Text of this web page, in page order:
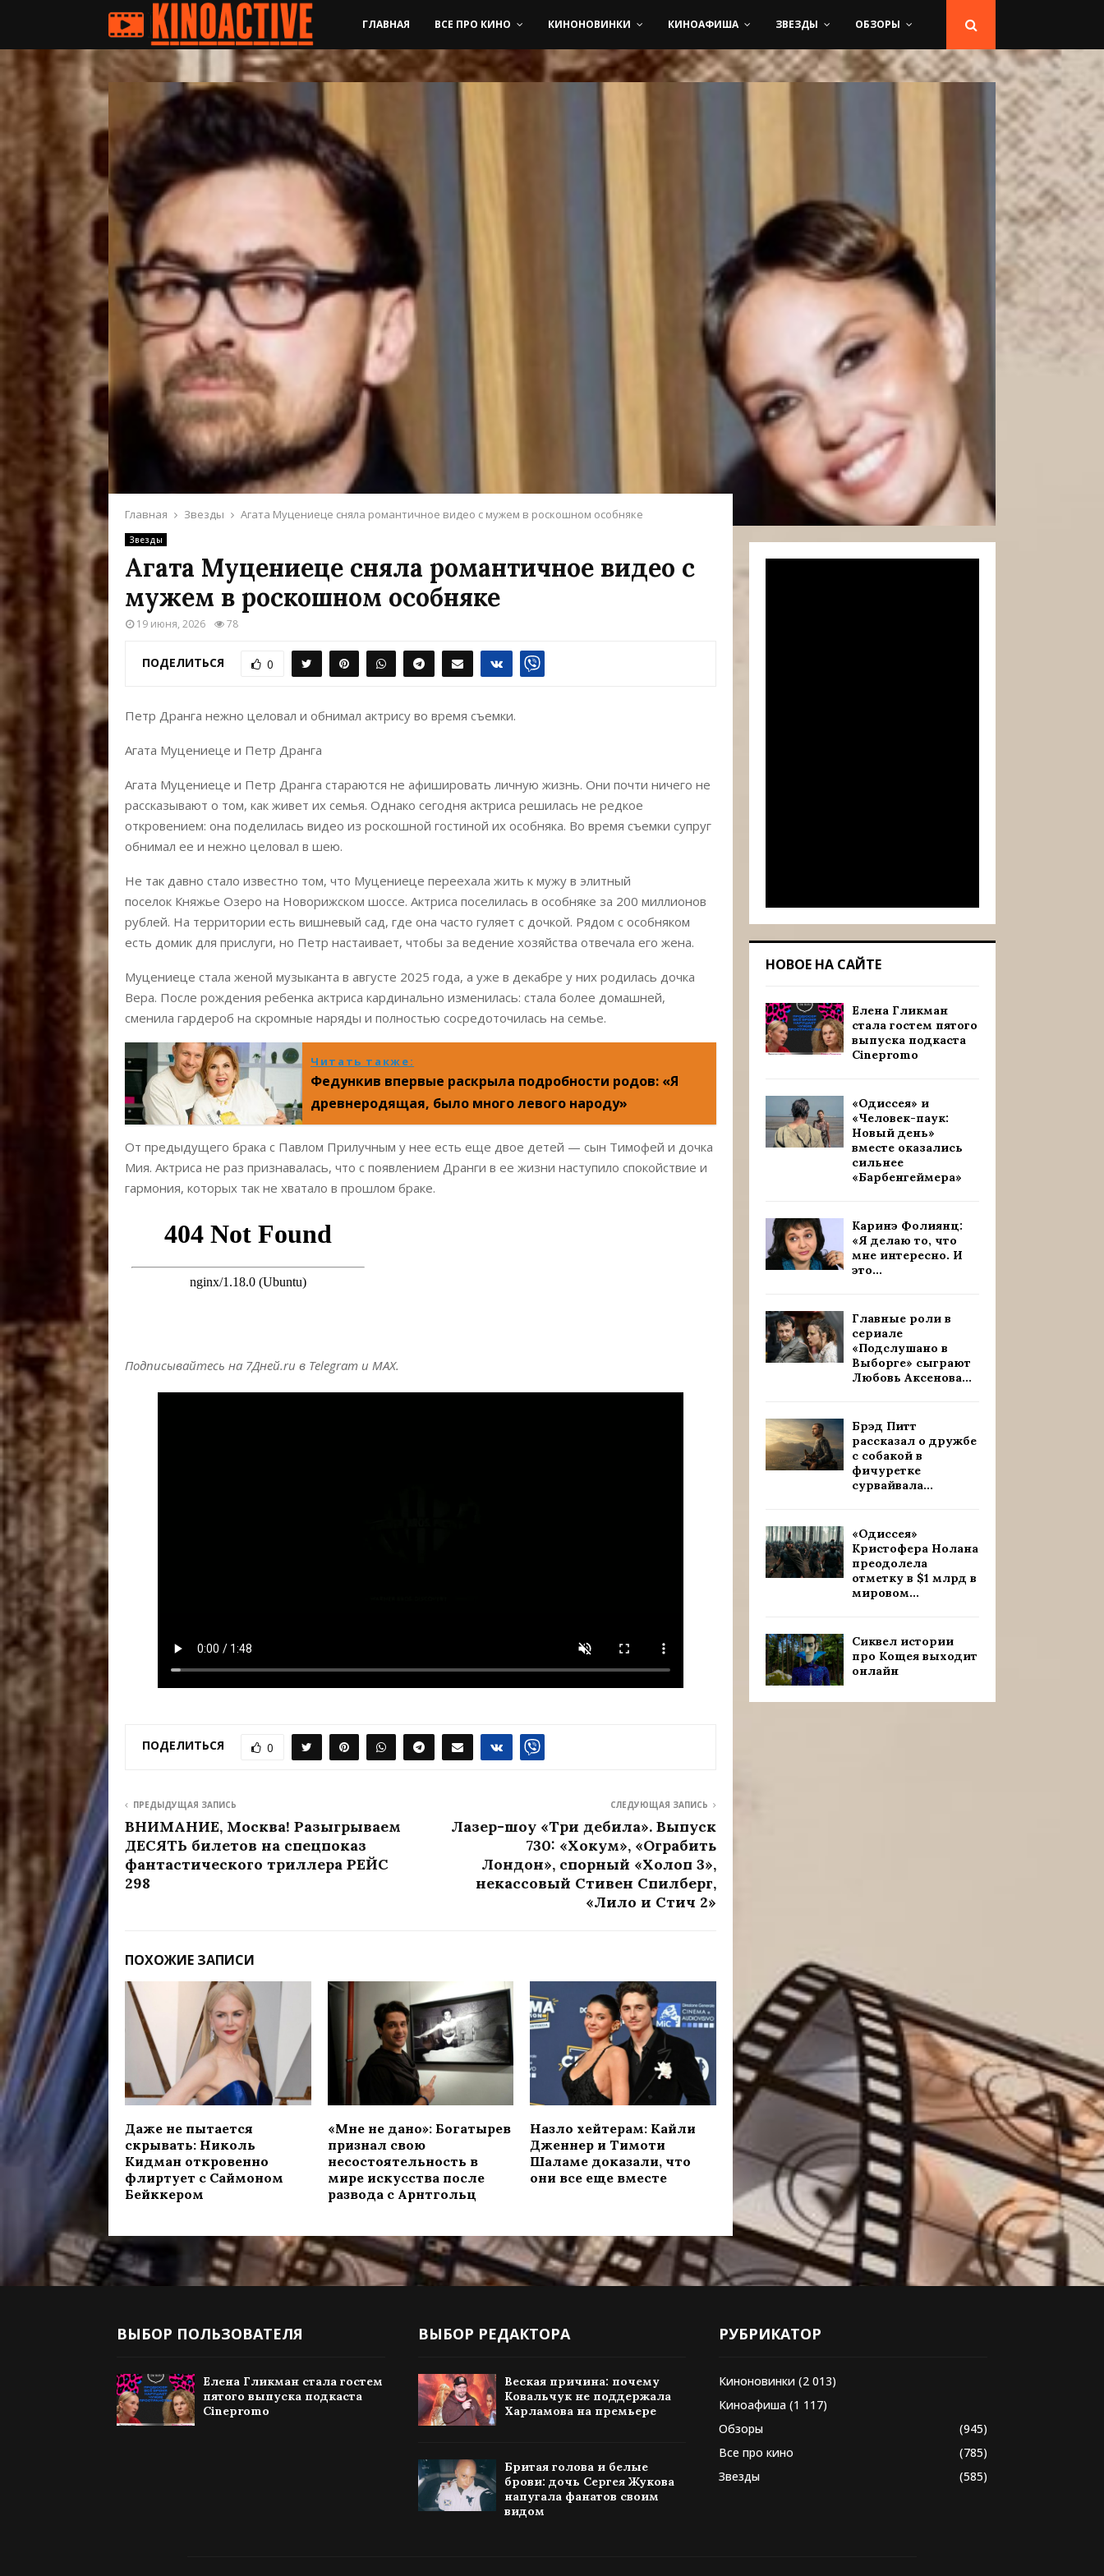
ГЛАВНАЯ ВСЕ ПРО КИНО КИНОНОВИНКИ КИНОАФИША ЗВЕЗДЫ ОБЗОРЫ
Главная Звезды Агата Муцениеце сняла романтичное видео с мужем в роскошном особняке
Звезды
Агата Муцениеце сняла романтичное видео с
мужем в роскошном особняке
19 июня, 2026 78
ПОДЕЛИТЬСЯ 0
Петр Дранга нежно целовал и обнимал актрису во время съемки.
Агата Муцениеце и Петр Дранга
Агата Муцениеце и Петр Дранга стараются не афишировать личную жизнь. Они почти ничего не
рассказывают о том, как живет их семья. Однако сегодня актриса решилась не редкое
откровением: она поделилась видео из роскошной гостиной их особняка. Во время съемки супруг
обнимал ее и нежно целовал в шею.
Не так давно стало известно том, что Муцениеце переехала жить к мужу в элитный
поселок Княжье Озеро на Новорижском шоссе. Актриса поселилась в особняке за 200 миллионов
рублей. На территории есть вишневый сад, где она часто гуляет с дочкой. Рядом с особняком
есть домик для прислуги, но Петр настаивает, чтобы за ведение хозяйства отвечала его жена.
Муцениеце стала женой музыканта в августе 2025 года, а уже в декабре у них родилась дочка
Вера. После рождения ребенка актриса кардинально изменилась: стала более домашней,
сменила гардероб на скромные наряды и полностью сосредоточилась на семье.
Читать также:
Федункив впервые раскрыла подробности родов: «Я
древнеродящая, было много левого народу»
От предыдущего брака с Павлом Прилучным у нее есть еще двое детей — сын Тимофей и дочка
Мия. Актриса не раз признавалась, что с появлением Дранги в ее жизни наступило спокойствие и
гармония, которых так не хватало в прошлом браке.
Подписывайтесь на 7Дней.ru в Telegram и MAX.
ПОДЕЛИТЬСЯ 0
ПРЕДЫДУЩАЯ ЗАПИСЬ
ВНИМАНИЕ, Москва! Разыгрываем
ДЕСЯТЬ билетов на спецпоказ
фантастического триллера РЕЙС
298
СЛЕДУЮЩАЯ ЗАПИСЬ
Лазер-шоу «Три дебила». Выпуск
730: «Хокум», «Ограбить
Лондон», спорный «Холоп 3»,
некассовый Стивен Спилберг,
«Лило и Стич 2»
ПОХОЖИЕ ЗАПИСИ
Даже не пытается
скрывать: Николь
Кидман откровенно
флиртует с Саймоном
Бейккером
«Мне не дано»: Богатырев
признал свою
несостоятельность в
мире искусства после
развода с Арнтгольц
Назло хейтерам: Кайли
Дженнер и Тимоти
Шаламе доказали, что
они все еще вместе
НОВОЕ НА САЙТЕ
Елена Гликман
стала гостем пятого
выпуска подкаста
Cinepromo
«Одиссея» и
«Человек-паук:
Новый день»
вместе оказались
сильнее
«Барбенгеймера»
Каринэ Фолиянц:
«Я делаю то, что
мне интересно. И
это...
Главные роли в
сериале
«Подслушано в
Выборге» сыграют
Любовь Аксенова...
Брэд Питт
рассказал о дружбе
с собакой в
фичуретке
сурвайвала...
«Одиссея»
Кристофера Нолана
преодолела
отметку в $1 млрд в
мировом...
Сиквел истории
про Кощея выходит
онлайн
ВЫБОР ПОЛЬЗОВАТЕЛЯ
Елена Гликман стала гостем
пятого выпуска подкаста
Cinepromo
ВЫБОР РЕДАКТОРА
Веская причина: почему
Ковальчук не поддержала
Харламова на премьере
Бритая голова и белые
брови: дочь Сергея Жукова
напугала фанатов своим
видом
РУБРИКАТОР
Киноновинки (2 013)
Киноафиша (1 117)
Обзоры
(945)
Все про кино
(785)
Звезды
(585)